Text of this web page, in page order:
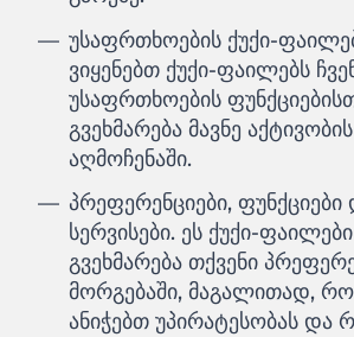
უსაფრთხოების ქუქი-
ვიყენებთ ქუქი-ფაილებს
უსაფრთხოების
გვეხმარება მავნე აქტივობის
აღმოჩენაში.
პრეფერენციები, ფუნქციები
სერვისები. ეს ქუქი-ფაილები
გვეხმარება თქვენი
მორგებაში, მაგალითად,
ანიჭებთ უპირატესობას და